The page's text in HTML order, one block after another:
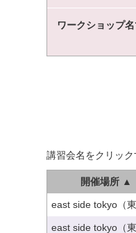
ワークショップ
講習会名をクリック
開催場所 ▲
east side tokyo（東
east side tokyo（東